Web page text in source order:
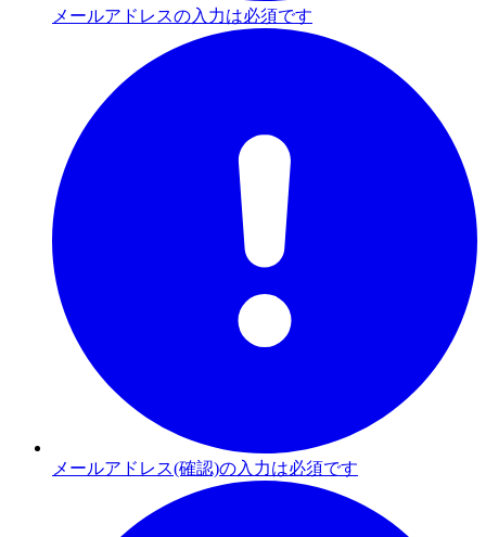
メールアドレスの入力は必須です
メールアドレス(確認)の入力は必須です